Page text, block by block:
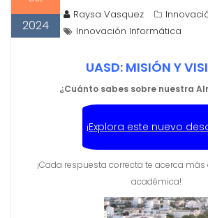
2024
Raysa Vasquez
Innovación Informática
UASD: MISIÓN Y
¿Cuánto sabes sobre nuestra
¡Explora este nuevo
¡Cada respuesta correcta te acerca
académica!